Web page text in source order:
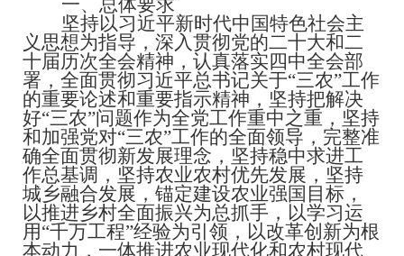
一、总体要求
坚持以习近平新时代中国特色社会主
义思想为指导，深入贯彻党的二十大和二
十届历次全会精神，认真落实四中全会部
署，全面贯彻习近平总书记关于“三农”工作
的重要论述和重要指示精神，坚持把解决
好“三农”问题作为全党工作重中之重，坚持
和加强党对“三农”工作的全面领导，完整准
确全面贯彻新发展理念，坚持稳中求进工
作总基调，坚持农业农村优先发展，坚持
城乡融合发展，锚定建设农业强国目标，
以推进乡村全面振兴为总抓手，以学习运
用“千万工程”经验为引领，以改革创新为根
本动力，一体推进农业现代化和农村现代